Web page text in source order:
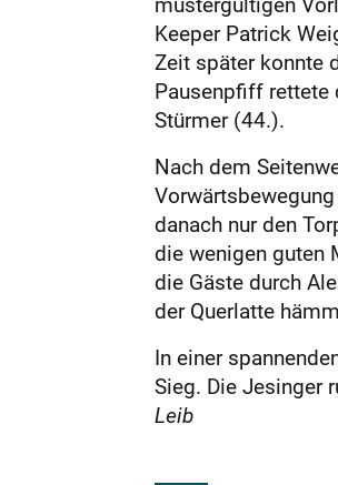
Keeper Patrick
Zeit später konnte
Pausenpfiff rettete
Stürmer (44.).
Nach dem
danach nur den
die wenigen guten
die Gäste durch
der Querlatte
In einer
Sieg. Die Jesinger
Leib